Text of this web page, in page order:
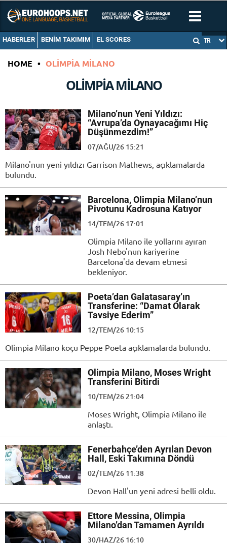
HABERLER BENIM TAKIMIM EL SCORES TR
HOME • OLIMPIA MILANO
OLIMPIA MILANO
Milano’nun Yeni Yıldızı:
“Avrupa’da Oynayacağımı Hiç
Düşünmezdim!”
07/AĞU/26 15:21
Milano'nun yeni yıldızı Garrison Mathews, açıklamalarda
bulundu.
Barcelona, Olimpia Milano’nun
Pivotunu Kadrosuna Katıyor
14/TEM/26 17:01
Olimpia Milano ile yollarını ayıran
Josh Nebo'nun kariyerine
Barcelona'da devam etmesi
bekleniyor.
Poeta’dan Galatasaray’ın
Transferine: “Damat Olarak
Tavsiye Ederim”
12/TEM/26 10:15
Olimpia Milano koçu Peppe Poeta açıklamalarda bulundu.
Olimpia Milano, Moses Wright
Transferini Bitirdi
10/TEM/26 21:04
Moses Wright, Olimpia Milano ile
anlaştı.
Fenerbahçe’den Ayrılan Devon
Hall, Eski Takımına Döndü
02/TEM/26 11:38
Devon Hall'un yeni adresi belli oldu.
Ettore Messina, Olimpia
Milano’dan Tamamen Ayrıldı
30/HAZ/26 16:10